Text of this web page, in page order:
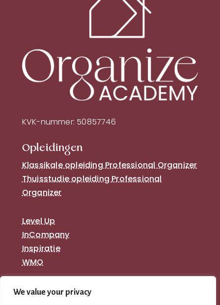
We value your privacy
KVK-nummer: 50857746
Opleidingen
Klassikale opleiding Professional Organizer
Thuisstudie opleiding Professional
Organizer
Level Up
InCompany
Inspiratie
WMO